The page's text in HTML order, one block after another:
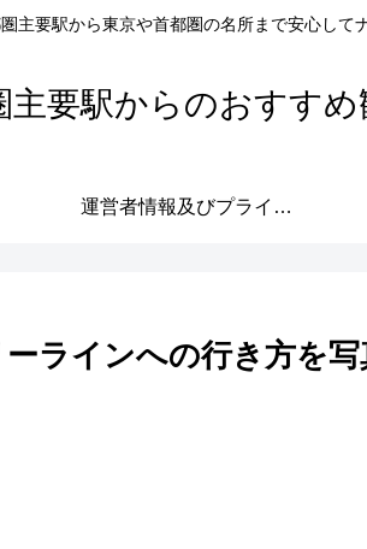
主要駅から東京や首都圏の名所まで安心して
要駅からのおすすめ
運営者情報及びプライバシーポリシー
ラインへの行き方を